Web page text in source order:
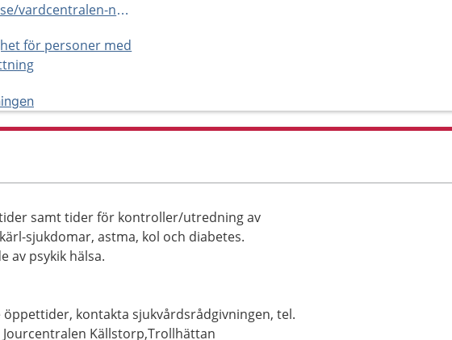
https://www.ptj.se/vardcentralen-nordstan/
för personer med
samt tider för kontroller/utredning av
sjukdomar, astma, kol och diabetes.
av psykik hälsa.
kontakta sjukvårdsrådgivningen, tel.
Källstorp,Trollhättan